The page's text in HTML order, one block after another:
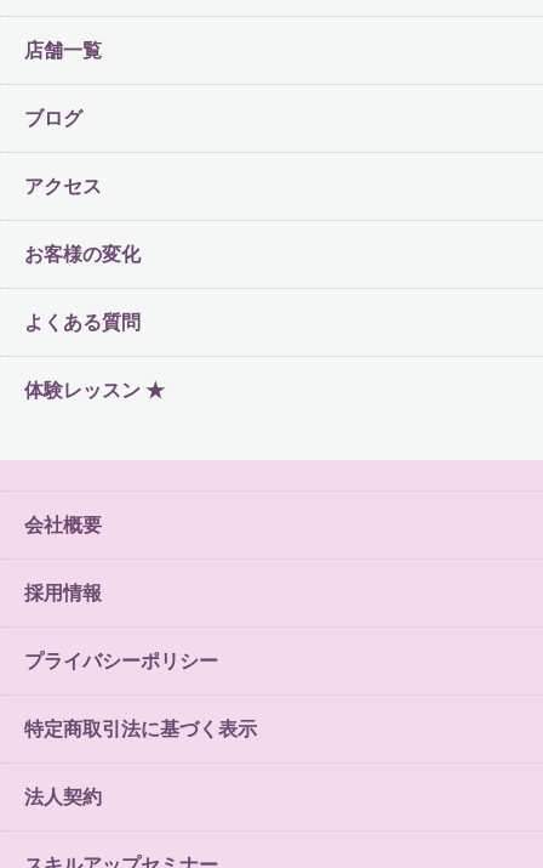
店舗一覧
ブログ
アクセス
お客様の変化
よくある質問
体験レッスン ★
会社概要
採用情報
プライバシーポリシー
特定商取引法に基づく表示
法人契約